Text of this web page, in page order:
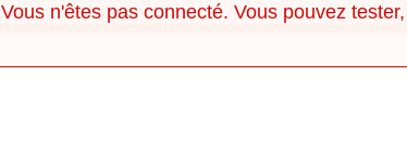
Club Poste
Vous n'êtes pas connecté. Vous pouvez